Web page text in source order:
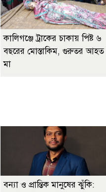
কালিগঞ্জে ট্রাকের চাকায় পিষ্ট ৬
বছরের মোস্তাকিম, গুরুতর আহত
মা
বন্যা ও প্রান্তিক মানুষের ঝুঁকি: